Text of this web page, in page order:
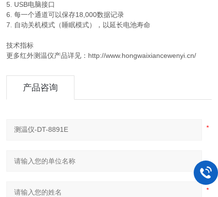
5. USB电脑接口
6. 每一个通道可以保存18,000数据记录
7. 自动关机模式（睡眠模式），以延长电池寿命
技术指标
更多红外测温仪产品详见：http://www.hongwaixiancewenyi.cn/
产品咨询